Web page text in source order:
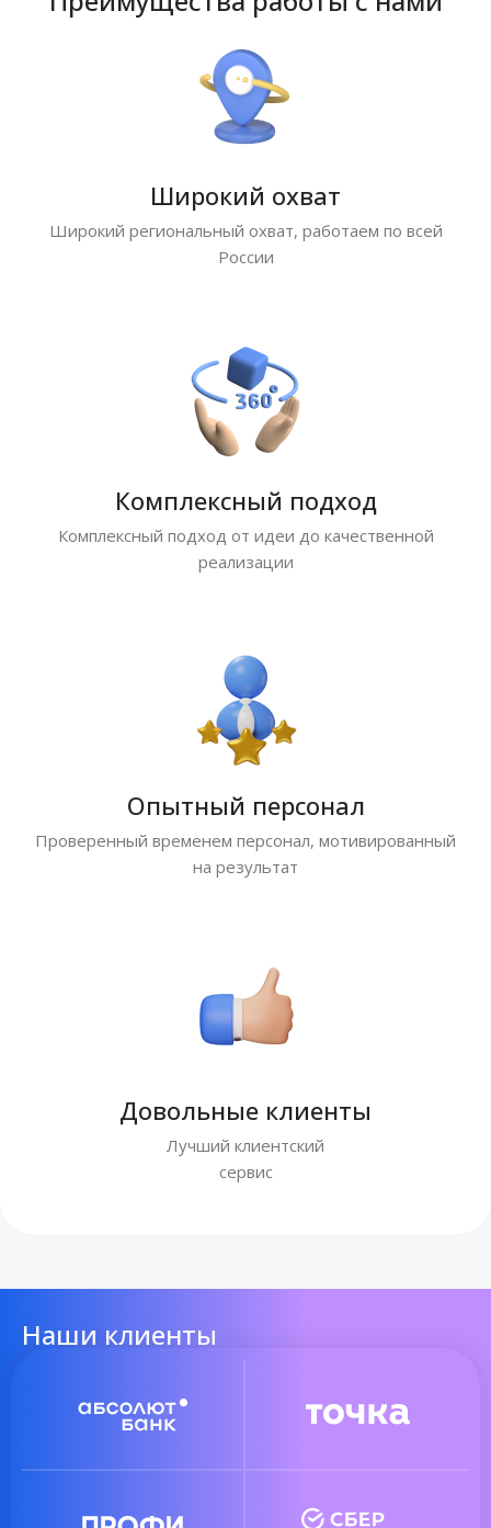
Широкий охват
Широкий региональный охват, работаем по всей
России
Комплексный подход
Комплексный подход от идеи до качественной
реализации
Опытный персонал
Проверенный временем персонал, мотивированный
на результат
Довольные клиенты
Лучший клиентский
сервис
Наши клиенты